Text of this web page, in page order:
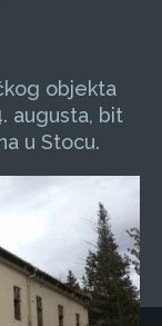
objekta
augusta, bit
u Stocu.